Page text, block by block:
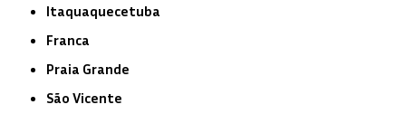
Itaquaquecetuba
Franca
Praia Grande
São Vicente